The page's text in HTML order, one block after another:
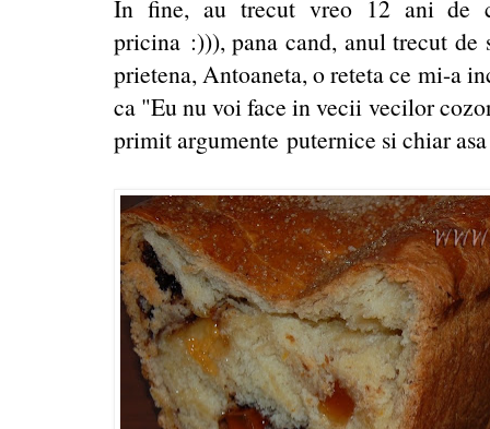
In fine, au trecut vreo 12 ani de
pricina :))), pana cand, anul trecut
prietena, Antoaneta, o reteta ce mi-a
ca "Eu nu voi face in vecii vecilor
primit argumente puternice si chiar